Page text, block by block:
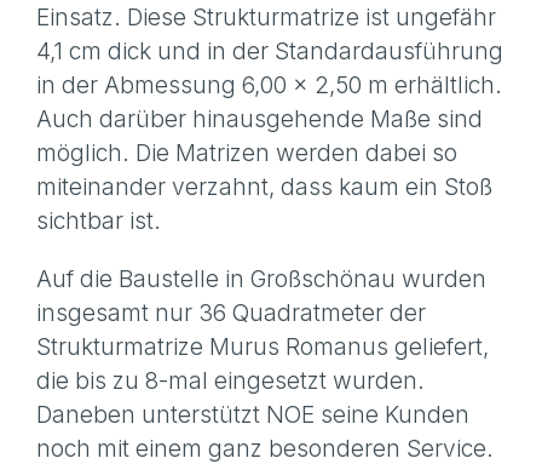
Einsatz. Diese Strukturmatrize ist ungefähr
4,1 cm dick und in der Standard­ausführung
in der Abmessung 6,00 x 2,50 m erhältlich.
Auch darüber hinausgehende Maße sind
möglich. Die Matrizen werden dabei so
miteinander verzahnt, dass kaum ein Stoß
sichtbar ist.
Auf die Baustelle in Großschönau wurden
insgesamt nur 36 Quadratmeter der
Strukturmatrize Murus Romanus geliefert,
die bis zu 8-mal eingesetzt wurden.
Daneben unterstützt NOE seine Kunden
noch mit einem ganz besonderen Service.